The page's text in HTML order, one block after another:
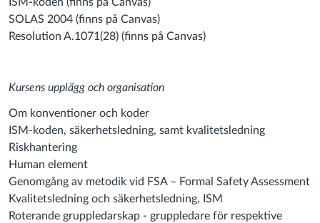
SOLAS 2004 (finns på Canvas)
Resolution A.1071(28) (finns på Canvas)
Kursens upplägg och organisation
Om konventioner och koder
ISM-koden, säkerhetsledning, samt kvalitetsledning
Riskhantering
Human element
Genomgång av metodik vid FSA – Formal Safety Assessment
Kvalitetsledning och säkerhetsledning, ISM
Roterande gruppledarskap - gruppledare för respektive